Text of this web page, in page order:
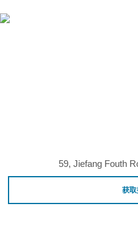
59, Jiefang Fouth
获